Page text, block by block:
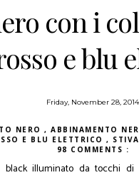
con i
e blu
Friday, November 28, 2014
NERO,ABBINAMENTO
E BLU ELETTRICO,
98 COMMENTS :
black illuminato da tocchi di